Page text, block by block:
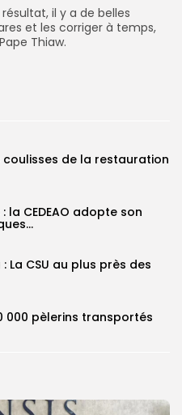
il y a de belles
et les corriger à temps,
Thiaw.
de la restauration
la CEDEAO adopte son
La CSU au plus près des
000 pèlerins transportés